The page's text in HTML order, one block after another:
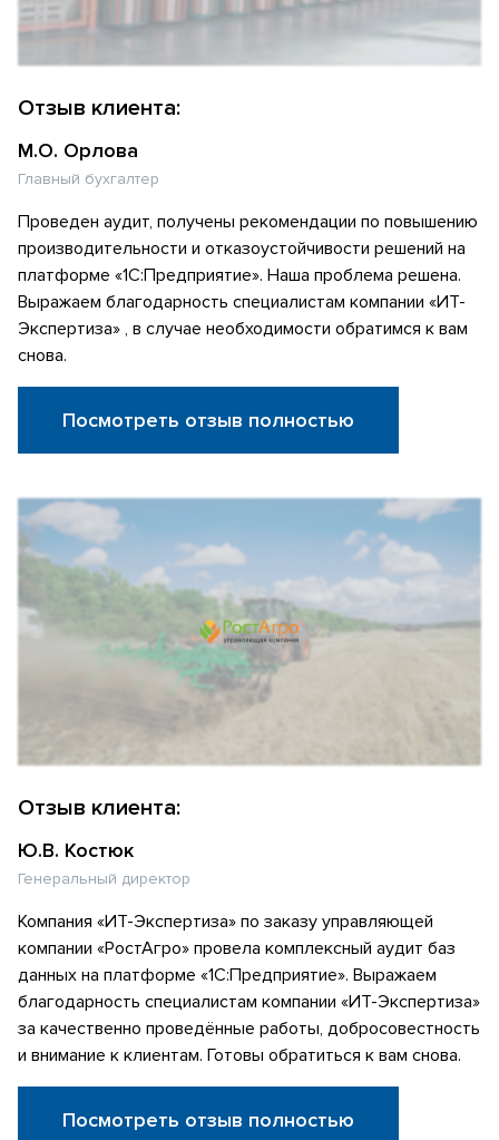
Отзыв клиента:
М.О. Орлова
Главный бухгалтер
Проведен аудит, получены рекомендации по повышению
производительности и отказоустойчивости решений на
платформе «1С:Предприятие». Наша проблема решена.
Выражаем благодарность специалистам компании «ИТ-
Экспертиза» , в случае необходимости обратимся к вам
снова.
Посмотреть отзыв полностью
Отзыв клиента:
Ю.В. Костюк
Генеральный директор
Компания «ИТ-Экспертиза» по заказу управляющей
компании «РостАгро» провела комплексный аудит баз
данных на платформе «1С:Предприятие». Выражаем
благодарность специалистам компании «ИТ-Экспертиза»
за качественно проведённые работы, добросовестность
и внимание к клиентам. Готовы обратиться к вам снова.
Посмотреть отзыв полностью